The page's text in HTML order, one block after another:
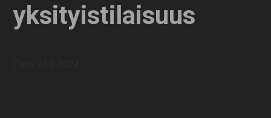
yksityistilaisuus